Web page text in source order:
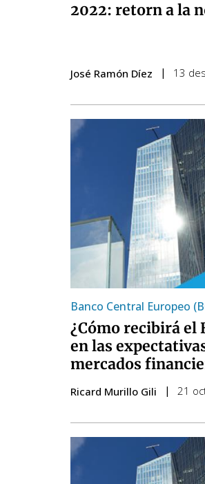
2022: retorn a la
José Ramón Díez 13
Banco Central Europeo
¿Cómo recibirá el
en las
mercados
Ricard Murillo Gili 21